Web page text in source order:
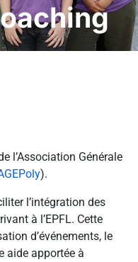
l’Association Générale
).
l’intégration des
à l’EPFL. Cette
d’événements, le
aide apportée à